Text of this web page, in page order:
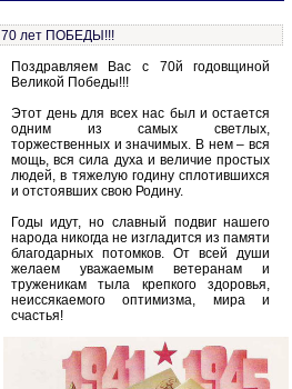
70 лет ПОБЕДЫ!!!
Поздравляем Вас с 70й годовщиной
Великой Победы!!!
Этот день для всех нас был и остается
одним из самых светлых,
торжественных и значимых. В нем – вся
мощь, вся сила духа и величие простых
людей, в тяжелую годину сплотившихся
и отстоявших свою Родину.
Годы идут, но славный подвиг нашего
народа никогда не изгладится из памяти
благодарных потомков. От всей души
желаем уважаемым ветеранам и
труженикам тыла крепкого здоровья,
неиссякаемого оптимизма, мира и
счастья!